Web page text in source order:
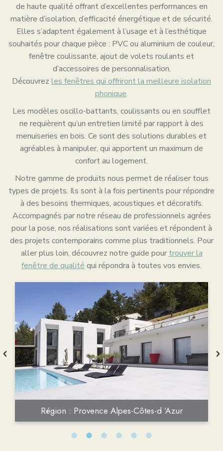
de haute qualité offrant d’excellentes performances en
matière d’isolation, d’efficacité énergétique et de sécurité.
Elles s’adaptent également à l’usage et à l’esthétique
souhaités pour chaque pièce : PVC ou aluminium de couleur,
fenêtre coulissante, ajout de volets roulants et
d’accessoires de personnalisation.
Découvrez les fenêtres qui offriront la meilleure isolation
phonique.
Les modèles oscillo-battants, coulissants ou en soufflet
ne requièrent qu’un entretien limité par rapport à des
menuiseries en bois. Ce sont des solutions durables et
agréables à manipuler, qui apportent un maximum de
confort au logement.
Notre gamme de produits nous permet de réaliser tous
types de projets. Ils sont à la fois pertinents pour répondre
à des besoins thermiques, acoustiques et décoratifs.
Accompagnés par notre réseau de professionnels agrées
pour la pose, nos réalisations sont variées et répondent à
des projets contemporains comme plus traditionnels. Pour
aller plus loin, découvrez notre guide pour trouver la
fenêtre de qualité qui répondra à toutes vos envies.
Région : Provence Alpes-Côtes-d ’Azur